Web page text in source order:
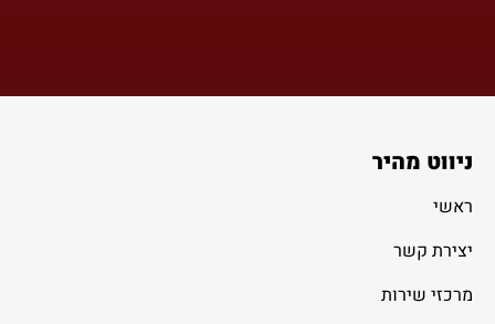
ניווט מהיר
ראשי
יצירת קשר
מרכזי שירות